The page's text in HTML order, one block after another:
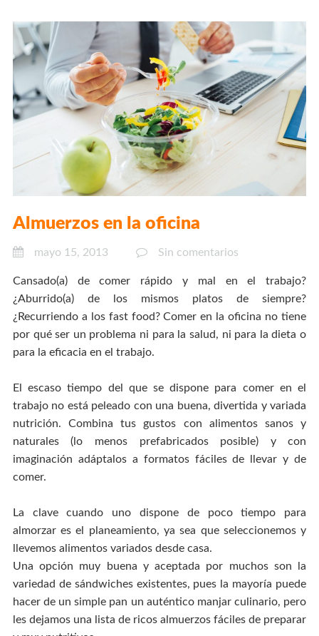
Almuerzos en la oficina
mayo 15, 2013 Sin comentarios
Cansado(a) de comer rápido y mal en el trabajo?
¿Aburrido(a) de los mismos platos de siempre?
¿Recurriendo a los fast food? Comer en la oficina no tiene
por qué ser un problema ni para la salud, ni para la dieta o
para la eficacia en el trabajo.
El escaso tiempo del que se dispone para comer en el
trabajo no está peleado con una buena, divertida y variada
nutrición. Combina tus gustos con alimentos sanos y
naturales (lo menos prefabricados posible) y con
imaginación adáptalos a formatos fáciles de llevar y de
comer.
La clave cuando uno dispone de poco tiempo para
almorzar es el planeamiento, ya sea que seleccionemos y
llevemos alimentos variados desde casa.
Una opción muy buena y aceptada por muchos son la
variedad de sándwiches existentes, pues la mayoría puede
hacer de un simple pan un auténtico manjar culinario, pero
les dejamos una lista de ricos almuerzos fáciles de preparar